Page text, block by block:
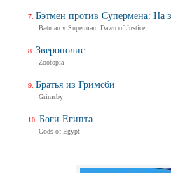
Бэтмен против Супермена: На
Batman v Superman: Dawn of Justice
Зверополис
Zootopia
Братья из Гримсби
Grimsby
Боги Египта
Gods of Egypt